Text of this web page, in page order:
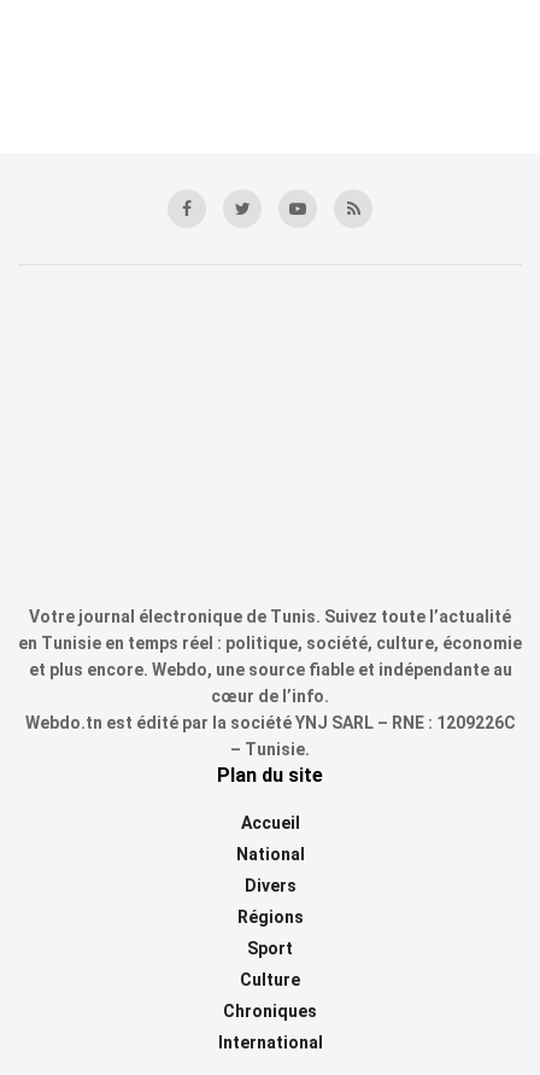
Votre journal électronique de Tunis. Suivez toute l’actualité
en Tunisie en temps réel : politique, société, culture, économie
et plus encore. Webdo, une source fiable et indépendante au
cœur de l’info.
Webdo.tn est édité par la société YNJ SARL – RNE : 1209226C
– Tunisie.
Plan du site
Accueil
National
Divers
Régions
Sport
Culture
Chroniques
International